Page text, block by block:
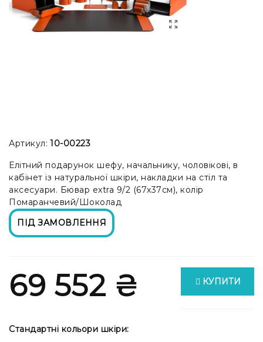
Артикул: 10-00223
Елітний подарунок шефу, начальнику, чоловікові, в
кабінет із натуральної шкіри, накладки на стіл та
аксесуари. Бювар extra 9/2 (67x37см), колір
Помаранчевий/Шоколад
ПІД ЗАМОВЛЕННЯ
69 552 ₴ КУПИТИ
Стандартні кольори шкіри: